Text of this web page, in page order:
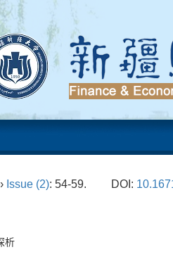
Issue (2): 54-59. DOI:
析